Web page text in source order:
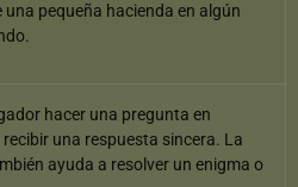
una pequeña hacienda en algún
hacer una pregunta en
una respuesta sincera. La
ayuda a resolver un enigma o